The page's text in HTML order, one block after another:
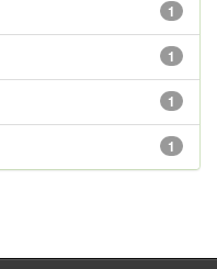
1
1
1
1